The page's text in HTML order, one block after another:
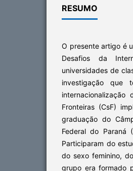
RESUMO
O presente artigo é
Desafios da
universidades de
investigação que
Fronteiras (CsF)
graduação do
Federal do Paraná
Participaram do
do sexo feminino,
grupo era formado